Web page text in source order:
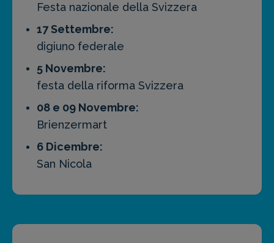
Festa nazionale della Svizzera
17 Settembre:
digiuno federale
5 Novembre:
festa della riforma Svizzera
08 e 09 Novembre:
Brienzermart
6 Dicembre:
San Nicola